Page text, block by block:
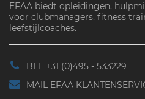
EFAA biedt opleidingen,
voor clubmanagers, fitness
leefstijlcoaches.
BEL +31 (0)495 - 533229
MAIL EFAA